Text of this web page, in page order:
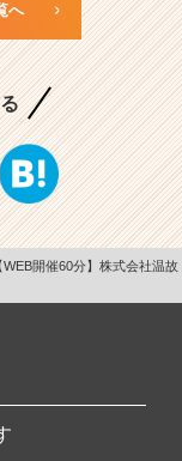
へ
WEB開催60分】株式会社温故